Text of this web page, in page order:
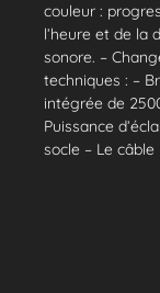
couleur :
l’heure et de la
sonore. –
techniques : –
intégrée de
Puissance
socle – Le câble